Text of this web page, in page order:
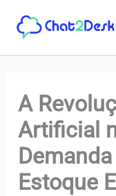
para
A
Artificial
Estoque